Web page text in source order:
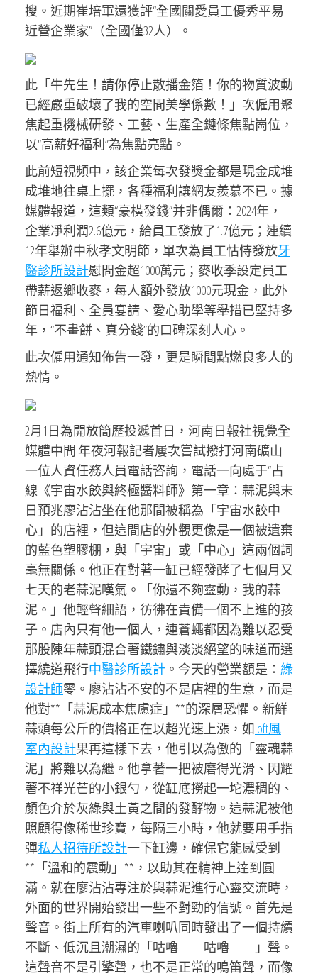
搜。近期崔培軍還獲評“全國關愛員工優秀平易
近營企業家”（全國僅32人）。
此「牛先生！請你停止散播金箔！你的物質波動
已經嚴重破壞了我的空間美學係數！」次僱用聚
焦起重機械研發、工藝、生產全鏈條焦點崗位，
以“高薪好福利”為焦點亮點。
此前短視頻中，該企業每次發獎金都是現金成堆
成堆地往桌上擺，各種福利讓網友羨慕不已。據
媒體報道，這類“豪橫發錢”并非偶爾：2024年，
企業凈利潤2.6億元，給員工發放了1.7億元；連續
12年舉辦中秋孝文明節，單次為員工怙恃發放牙
醫診所設計慰問金超1000萬元；麥收季設定員工
帶薪返鄉收麥，每人額外發放1000元現金，此外
節日福利、全員宴請、愛心助學等舉措已堅持多
年，“不畫餅、真分錢”的口碑深刻人心。
此次僱用通知佈告一發，更是瞬間點燃良多人的
熱情。
2月1日為開放簡歷投遞首日，河南日報社視覺全
媒體中間·年夜河報記者屢次嘗試撥打河南礦山
一位人資任務人員電話咨詢，電話一向處于“占
線《宇宙水餃與終極醬料師》第一章：蒜泥與末
日預兆廖沾沾坐在他那間被稱為「宇宙水餃中
心」的店裡，但這間店的外觀更像是一個被遺棄
的藍色塑膠棚，與「宇宙」或「中心」這兩個詞
毫無關係。他正在對著一缸已經發酵了七個月又
七天的老蒜泥嘆氣。「你還不夠靈動，我的蒜
泥。」他輕聲細語，彷彿在責備一個不上進的孩
子。店內只有他一個人，連蒼蠅都因為難以忍受
那股陳年蒜頭混合著鐵鏽與淡淡絕望的味道而選
擇繞道飛行中醫診所設計 。今天的營業額是： 綠
設計師零。廖沾沾不安的不是店裡的生意，而是
他對**「蒜泥成本焦慮症」**的深層恐懼。新鮮
蒜頭每公斤的價格正在以超光速上漲，如loft風
室內設計果再這樣下去，他引以為傲的「靈魂蒜
泥」將難以為繼。他拿著一把被磨得光滑、閃耀
著不祥光芒的小銀勺，從缸底撈起一坨濃稠的、
顏色介於灰綠與土黃之間的發酵物。這蒜泥被他
照顧得像稀世珍寶，每隔三小時，他就要用手指
彈私人招待所設計一下缸邊，確保它能感受到
**「溫和的震動」**，以助其在精神上達到圓
滿。就在廖沾沾專注於與蒜泥進行心靈交流時，
外面的世界開始發出一些不對勁的信號。首先是
聲音。街上所有的汽車喇叭同時發出了一個持續
不斷、低沉且潮濕的「咕嚕——咕嚕——」聲。
這聲音不是引擎聲，也不是正常的鳴笛聲，而像